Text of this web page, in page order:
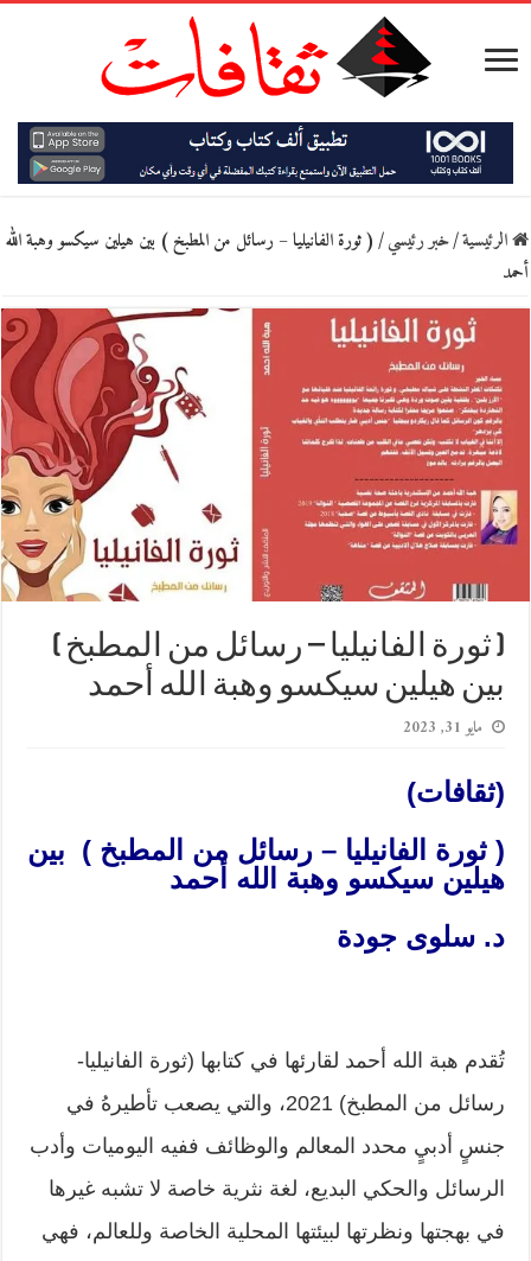
الرئيسية/خبر رئيسي/( ثورة الفانيليا – رسائل من المطبخ ) بين هيلين سيكسو وهبة الله
أحمد
( ثورة الفانيليا – رسائل من المطبخ )
بين هيلين سيكسو وهبة الله أحمد
مايو 31, 2023
(ثقافات)
( ثورة الفانيليا – رسائل من المطبخ ) بين
هيلين سيكسو وهبة الله أحمد
د. سلوى جودة
تُقدم هبة الله أحمد لقارئها في كتابها (ثورة الفانيليا-
رسائل من المطبخ) 2021، والتي يصعب تأطيرهُ في
جنسٍ أدبيٍ محدد المعالم والوظائف ففيه اليوميات وأدب
الرسائل والحكي البديع، لغة نثرية خاصة لا تشبه غيرها
في بهجتها ونظرتها لبيئتها المحلية الخاصة وللعالم، فهي